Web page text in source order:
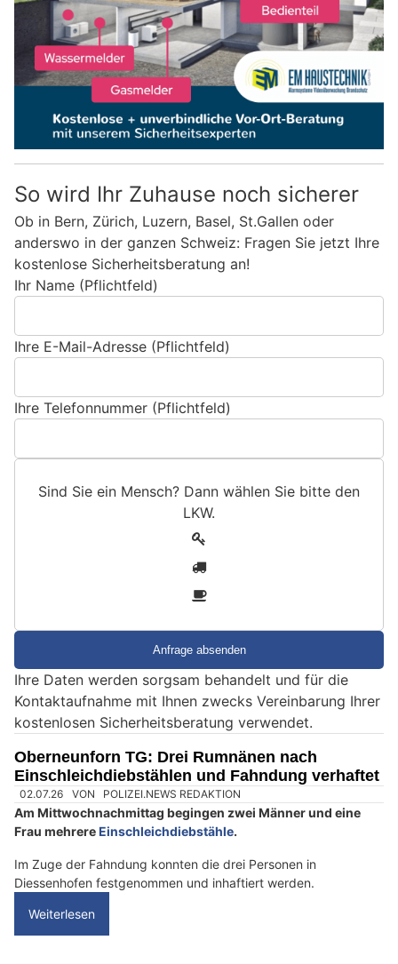
So wird Ihr Zuhause noch sicherer
Ob in Bern, Zürich, Luzern, Basel, St.Gallen oder
anderswo in der ganzen Schweiz: Fragen Sie jetzt Ihre
kostenlose Sicherheitsberatung an!
Ihr Name (Pflichtfeld)
Ihre E-Mail-Adresse (Pflichtfeld)
Ihre Telefonnummer (Pflichtfeld)
Sind Sie ein Mensch? Dann wählen Sie bitte den
LKW.
e
i
n
e
n
s
c
?
D
a
n
Ihre Daten werden sorgsam behandelt und für die
Kontaktaufnahme mit Ihnen zwecks Vereinbarung Ihrer
kostenlosen Sicherheitsberatung verwendet.
Oberneunforn TG: Drei Rumnänen nach
Einschleichdiebstählen und Fahndung verhaftet